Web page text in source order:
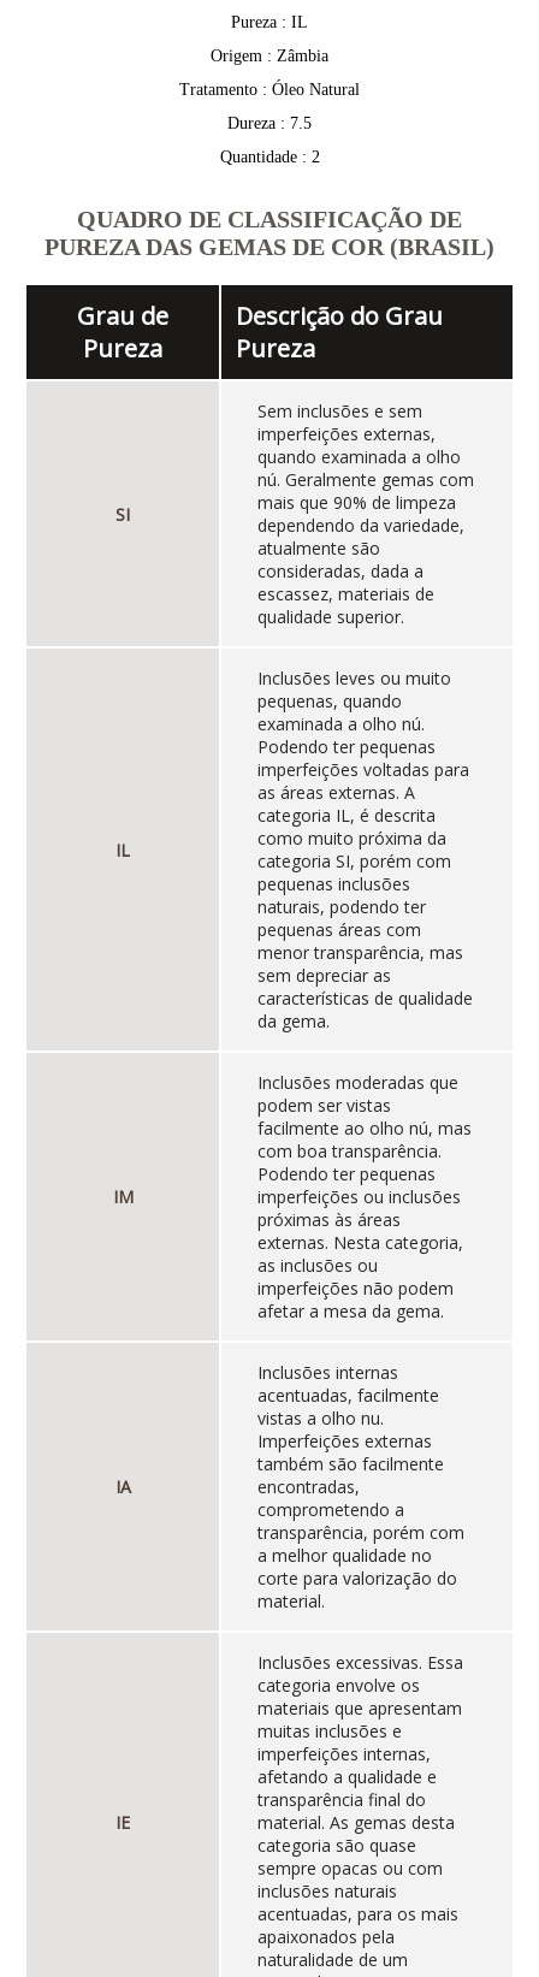
Pureza : IL
Origem : Zâmbia
Tratamento : Óleo Natural
Dureza : 7.5
Quantidade : 2
QUADRO DE CLASSIFICAÇÃO DE
PUREZA DAS GEMAS DE COR (BRASIL)
Grau de
Pureza
Descrição do Grau
Pureza
SI
Sem inclusões e sem
imperfeições externas,
quando examinada a olho
nú. Geralmente gemas com
mais que 90% de limpeza
dependendo da variedade,
atualmente são
consideradas, dada a
escassez, materiais de
qualidade superior.
IL
Inclusões leves ou muito
pequenas, quando
examinada a olho nú.
Podendo ter pequenas
imperfeições voltadas para
as áreas externas. A
categoria IL, é descrita
como muito próxima da
categoria SI, porém com
pequenas inclusões
naturais, podendo ter
pequenas áreas com
menor transparência, mas
sem depreciar as
características de qualidade
da gema.
IM
Inclusões moderadas que
podem ser vistas
facilmente ao olho nú, mas
com boa transparência.
Podendo ter pequenas
imperfeições ou inclusões
próximas às áreas
externas. Nesta categoria,
as inclusões ou
imperfeições não podem
afetar a mesa da gema.
IA
Inclusões internas
acentuadas, facilmente
vistas a olho nu.
Imperfeições externas
também são facilmente
encontradas,
comprometendo a
transparência, porém com
a melhor qualidade no
corte para valorização do
material.
IE
Inclusões excessivas. Essa
categoria envolve os
materiais que apresentam
muitas inclusões e
imperfeições internas,
afetando a qualidade e
transparência final do
material. As gemas desta
categoria são quase
sempre opacas ou com
inclusões naturais
acentuadas, para os mais
apaixonados pela
naturalidade de um